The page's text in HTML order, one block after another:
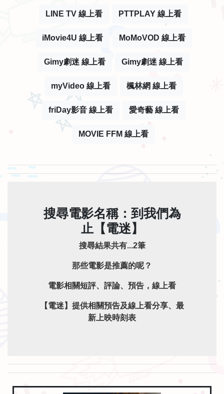
LINE TV 線上看 PTTPLAY 線上看
iMovie4U 線上看 MoMoVOD 線上看
Gimy劇迷 線上看 Gimy劇迷 線上看
myVideo 線上看 楓林網 線上看
friDay影音 線上看 愛奇藝 線上看
MOVIE FFM 線上看
搜尋電影名稱：到我們為
止【電迷】
搜尋結果共有...2筆
那些電影是推薦的呢？
電影相關短評、評論、預告，線上看
【電迷】提供相關預告及線上看分享、最
新上映時刻表